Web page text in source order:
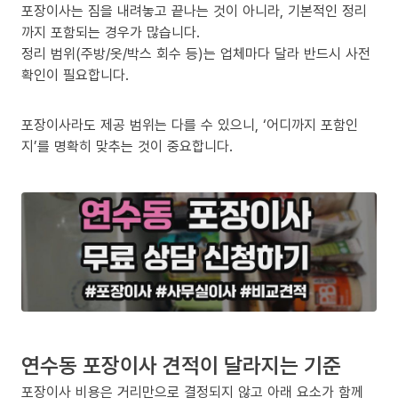
포장이사는 짐을 내려놓고 끝나는 것이 아니라, 기본적인 정리
까지 포함되는 경우가 많습니다.
정리 범위(주방/옷/박스 회수 등)는 업체마다 달라 반드시 사전
확인이 필요합니다.
포장이사라도 제공 범위는 다를 수 있으니, ‘어디까지 포함인
지’를 명확히 맞추는 것이 중요합니다.
연수동 포장이사 견적이 달라지는 기준
포장이사 비용은 거리만으로 결정되지 않고 아래 요소가 함께